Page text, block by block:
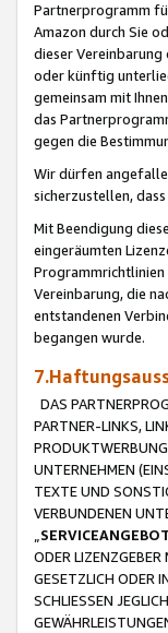
Partnerprogramm
Amazon durch Sie
dieser
oder künftig
gemeinsam mit
das
gegen die
Wir dürfen
sicherzustellen,
Mit Beendigung
eingeräumten
Vereinbarung, die
entstandenen
begangen wurde.
DAS
PARTNER-LINKS,
UNTERNEHMEN
TEXTE UND
VERBUNDENEN
ODER
GESETZLICH ODER
SCHLIESSEN